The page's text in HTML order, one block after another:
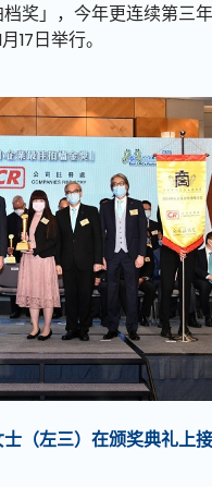
奖」，今年更连续第三
17日举行。
（左三）在颁奖典礼上接